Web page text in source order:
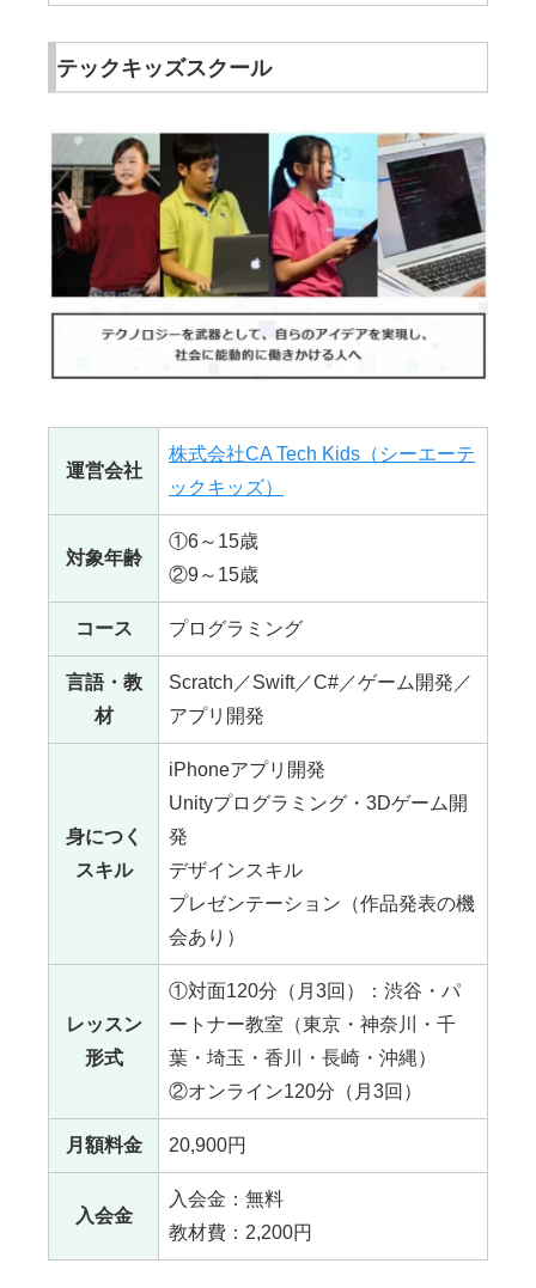
テックキッズスクール
運営会社
株式会社CA Tech Kids（シーエーテ
ックキッズ）
対象年齢
①6～15歳
②9～15歳
コース プログラミング
言語・教
材
Scratch／Swift／C#／ゲーム開発／
アプリ開発
身につく
スキル
iPhoneアプリ開発
Unityプログラミング・3Dゲーム開
発
デザインスキル
プレゼンテーション（作品発表の機
会あり）
レッスン
形式
①対面120分（月3回）：渋谷・パ
ートナー教室（東京・神奈川・千
葉・埼玉・香川・長崎・沖縄）
②オンライン120分（月3回）
月額料金 20,900円
入会金
入会金：無料
教材費：2,200円